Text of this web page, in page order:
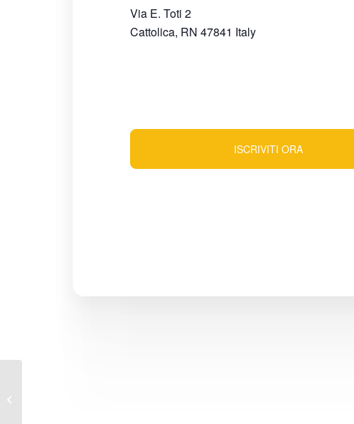
Via E. Toti 2
Cattolica, RN 47841 Italy
ISCRIVITI ORA